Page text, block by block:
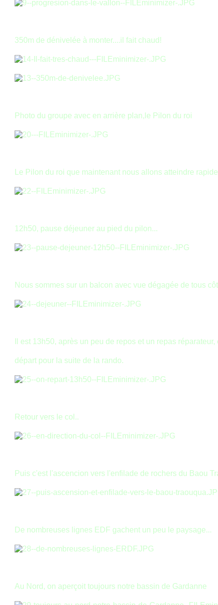
350m de dénivelée à monter....il fait chaud!
Photo du groupe avec en arrière plan,le Pilon du roi
Le Pilon du roi que maintenant nous allons atteindre
12h50, pause déjeuner au pied du pilon...
Nous sommes sur un balcon avec vue dégagée de tous
Il est 13h50, après un peu de repos et un repas réparateur,
départ pour la suite de la rando.
Retour vers le col..
Puis c'est l'ascencion vers l'enfilade de rochers du Baou
De nombreuses lignes EDF gachent un peu le paysage...
Au Nord, on aperçoit toujours notre bassin de Gardanne